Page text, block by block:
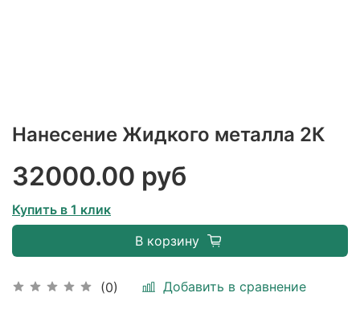
Нанесение Жидкого металла 2К
(0) Добавить в сравнение
32000.00 руб
Купить в 1 клик
В корзину